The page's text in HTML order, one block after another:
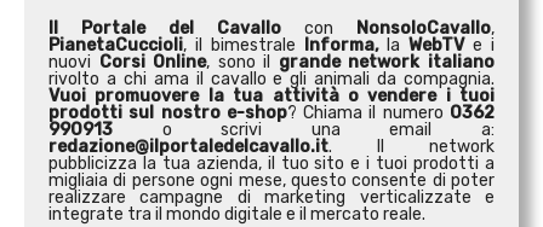
Il Portale del Cavallo con NonsoloCavallo,
PianetaCuccioli, il bimestrale Informa,laWebTVe i
nuovi Corsi Online, sono il grande network italiano
rivolto a chi ama il cavallo e gli animali da compagnia.
Vuoi promuovere la tua attività ovendere i tuoi
prodotti sul nostro e-shop? Chiama il numero 0362
990913 o scrivi una email a:
redazione@ilportaledelcavallo.it. Il network
pubblicizza la tua azienda, il tuo sito e i tuoi prodotti a
migliaia di persone ogni mese, questo consente di poter
realizzare campagne di marketing verticalizzate e
integrate tra il mondo digitale e il mercato reale.